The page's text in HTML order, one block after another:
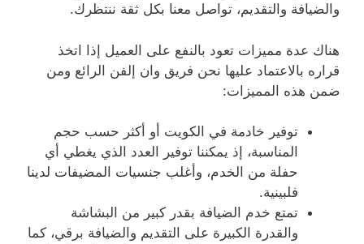
والضيافة والتقديم، تواصل معنا بكل ثقة ننتظرك.
هناك عدة مميزات تعود بالنفع على العميل إذا اتخذ
قراره بالاعتماد عليها نحن فريق وان إلفن الرائع ومن
ضمن هذه المميزات:
توفير خادمة في الكويت أو أكثر حسب حجم
المناسبة، إذ يمكننا توفير العدد الذي يغطي أي
حفلة من الخدم، وأغلب جنسيات المضيفات لدينا
فلبينية.
تمتع خدم الضيافة بقدر كبير من البشاشة
والقدرة الكبيرة على التقديم والضيافة برقي، كما